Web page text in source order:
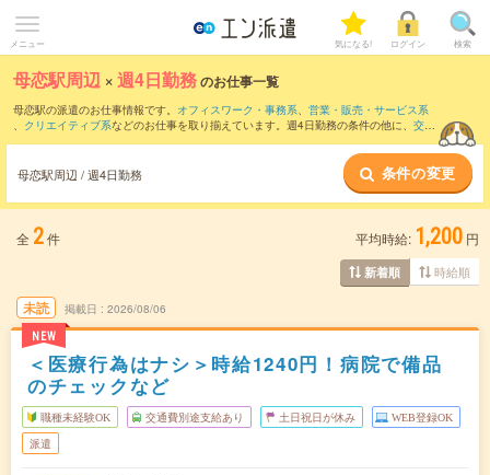
メニュー 気になる! ログイン 検索
母恋駅周辺 ×週4日勤務のお仕事一覧
母恋駅の派遣のお仕事情報です。 オフィスワーク・事務系、 営業・販売・サービス系
、 クリエイティブ系などのお仕事を取り揃えています。週4日勤務の条件の他に、 交通
母恋駅周辺 / 週4日勤務 条件の変更
全 2件 平均時給: 1,200 円
新着順 時給順
未読
NEW
掲載日 2026/08/06
＜医療行為はナシ＞時給1240円！病院で備品
のチェックなど
職種未経験OK 交通費別途支給あり 土日祝日が休み WEB登録OK
派遣